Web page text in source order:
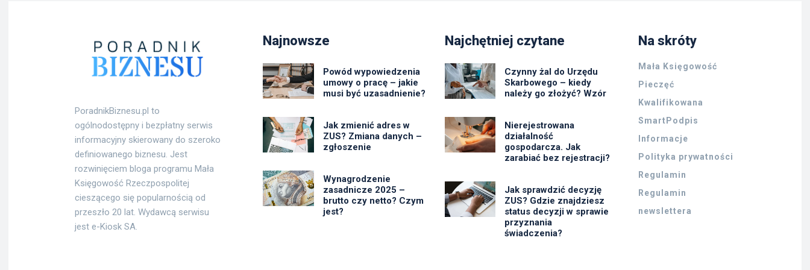
PoradnikBiznesu.pl to
ogólnodostępny i bezpłatny serwis
informacyjny skierowany do szeroko
definiowanego biznesu. Jest
rozwinięciem bloga programu Mała
Księgowość Rzeczpospolitej
cieszącego się popularnością od
przeszło 20 lat. Wydawcą serwisu
jest e-Kiosk SA.
Najnowsze
Powód wypowiedzenia
umowy o pracę – jakie
musi być uzasadnienie?
Jak zmienić adres w
ZUS? Zmiana danych –
zgłoszenie
Wynagrodzenie
zasadnicze 2025 –
brutto czy netto? Czym
jest?
Najchętniej czytane
Czynny żal do Urzędu
Skarbowego – kiedy
należy go złożyć? Wzór
Nierejestrowana
działalność
gospodarcza. Jak
zarabiać bez rejestracji?
Jak sprawdzić decyzję
ZUS? Gdzie znajdziesz
status decyzji w sprawie
przyznania
świadczenia?
Na skróty
Mała Księgowość
Pieczęć
Kwalifikowana
SmartPodpis
Informacje
Polityka prywatności
Regulamin
Regulamin
newslettera